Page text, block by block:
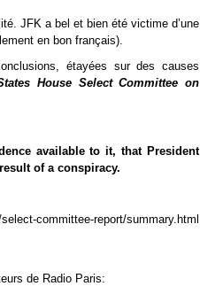
JFK a bel et bien été victime d’une
en bon français).
étayées sur des causes
House Select Committee on
available to it, that President
of a conspiracy.
committee-report/summary.html
de Radio Paris: